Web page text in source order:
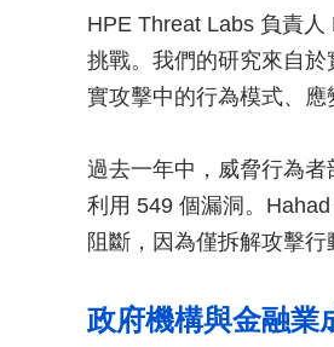
HPE Threat Labs 負責
挑戰。我們的研究來自
實攻擊中的行為模式、應
過去一年中，威脅行為
利用 549 個漏洞。
阻斷，因為僅拆解攻擊
政府機構與金融業